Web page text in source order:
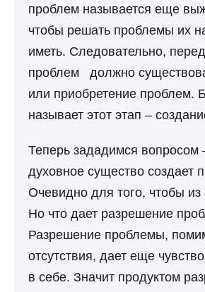
проблем называется еще
чтобы решать проблемы их
иметь. Следовательно,
проблем должно
или приобретение проблем.
называет этот этап –
Теперь зададимся вопросом
духовное существо создает
Очевидно для того, чтобы из
Но что дает разрешение
Разрешение проблемы,
отсутствия, дает еще
в себе. Значит продуктом